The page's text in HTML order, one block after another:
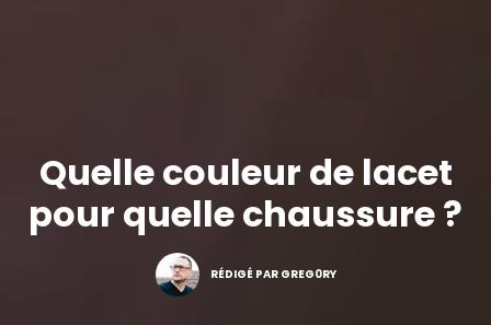
Quelle couleur de lacet
pour quelle chaussure ?
RÉDIGÉ PAR GREG0RY